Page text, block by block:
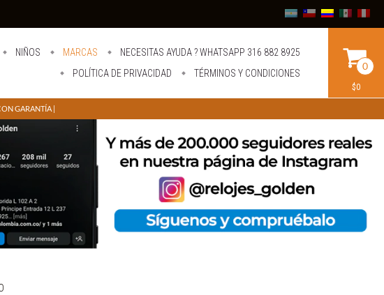
NIÑOS MARCAS
NECESITAS AYUDA ? WHATSAPP 316 882 8925
POLÍTICA DE PRIVACIDAD
TÉRMINOS Y CONDICIONES
0
$0
GARANTÍA |